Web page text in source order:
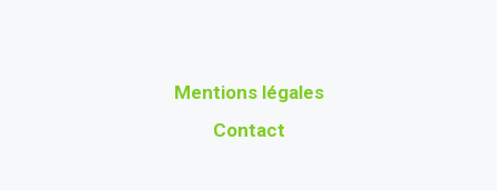
Mentions légales
Contact